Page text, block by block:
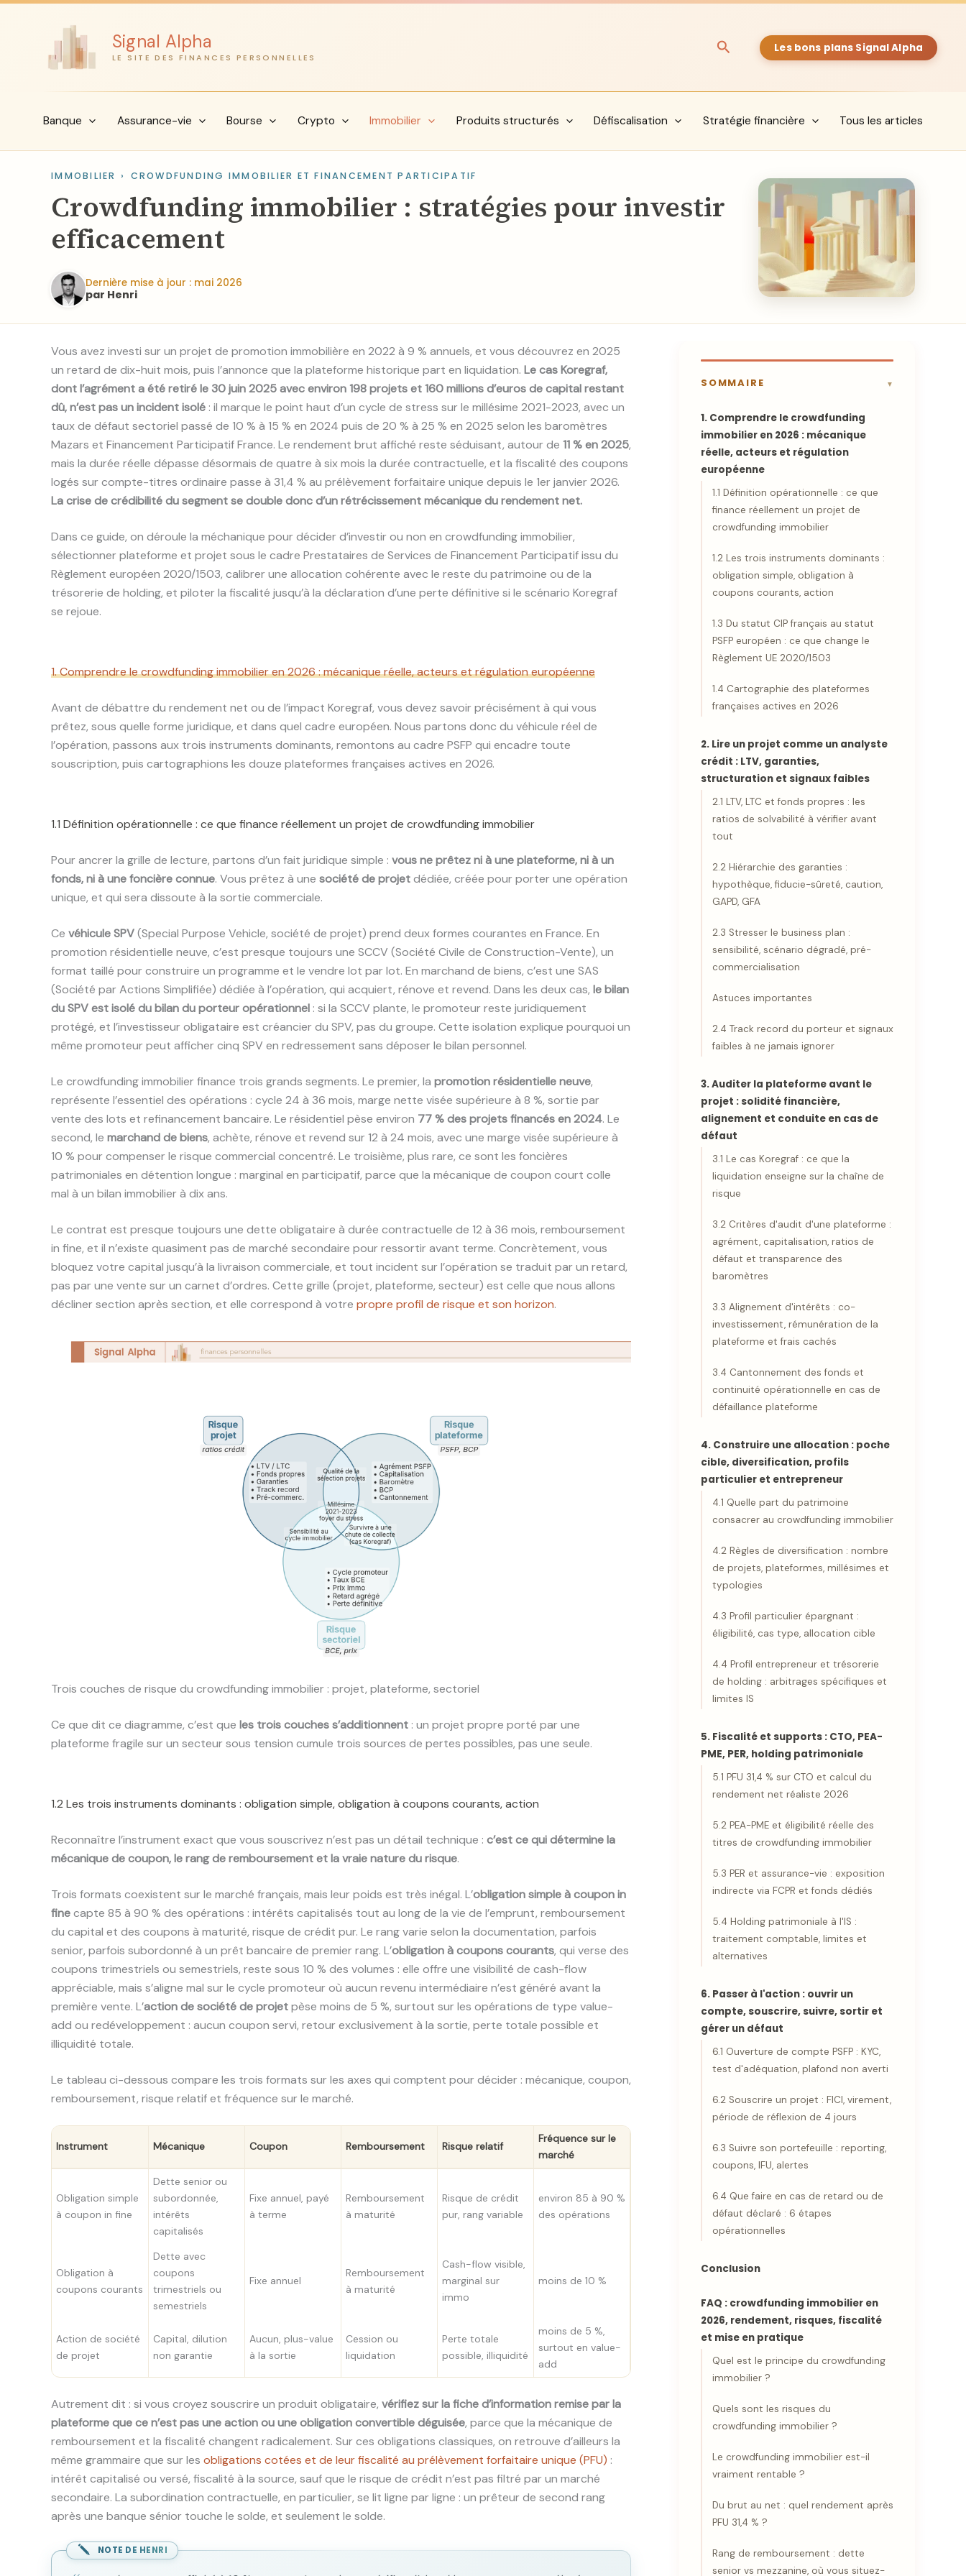
Aller
Signal Alpha
LE SITE DES FINANCES PERSONNELLES
RechercherLes bons plans Signal Alpha
Banque Assurance-vie Bourse Crypto Immobilier Produits structurés Défiscalisation Stratégie financière Tous les articles
IMMOBILIER › CROWDFUNDING IMMOBILIER ET FINANCEMENT PARTICIPATIF
Crowdfunding immobilier : stratégies pour investir
efficacement
Dernière mise à jour : mai 2026
par Henri
Vous avez investi sur un projet de promotion immobilière en 2022 à 9 % annuels, et vous découvrez en 2025
un retard de dix-huit mois, puis l’annonce que la plateforme historique part en liquidation. Le cas Koregraf,
dont l’agrément a été retiré le 30 juin 2025 avec environ 198 projets et 160 millions d’euros de capital restant
dû, n’est pas un incident isolé : il marque le point haut d’un cycle de stress sur le millésime 2021-2023, avec un
taux de défaut sectoriel passé de 10 % à 15 % en 2024 puis de 20 % à 25 % en 2025 selon les baromètres
Mazars et Financement Participatif France. Le rendement brut affiché reste séduisant, autour de 11 % en 2025,
mais la durée réelle dépasse désormais de quatre à six mois la durée contractuelle, et la fiscalité des coupons
logés sur compte-titres ordinaire passe à 31,4 % au prélèvement forfaitaire unique depuis le 1er janvier 2026.
La crise de crédibilité du segment se double donc d’un rétrécissement mécanique du rendement net.
Dans ce guide, on déroule la méchanique pour décider d’investir ou non en crowdfunding immobilier,
sélectionner plateforme et projet sous le cadre Prestataires de Services de Financement Participatif issu du
Règlement européen 2020/1503, calibrer une allocation cohérente avec le reste du patrimoine ou de la
trésorerie de holding, et piloter la fiscalité jusqu’à la déclaration d’une perte définitive si le scénario Koregraf
se rejoue.
1. Comprendre le crowdfunding immobilier en 2026 : mécanique réelle, acteurs et régulation européenne
Avant de débattre du rendement net ou de l’impact Koregraf, vous devez savoir précisément à qui vous
prêtez, sous quelle forme juridique, et dans quel cadre européen. Nous partons donc du véhicule réel de
l’opération, passons aux trois instruments dominants, remontons au cadre PSFP qui encadre toute
souscription, puis cartographions les douze plateformes françaises actives en 2026.
1.1 Définition opérationnelle : ce que finance réellement un projet de crowdfunding immobilier
Pour ancrer la grille de lecture, partons d’un fait juridique simple : vous ne prêtez ni à une plateforme, ni à un
fonds, ni à une foncière connue. Vous prêtez à une société de projetdédiée, créée pour porter une opération
unique, et qui sera dissoute à la sortie commerciale.
Ce véhicule SPV(Special Purpose Vehicle, société de projet) prend deux formes courantes en France. En
promotion résidentielle neuve, c’est presque toujours une SCCV (Société Civile de Construction-Vente), un
format taillé pour construire un programme et le vendre lot par lot. En marchand de biens, c’est une SAS
(Société par Actions Simplifiée) dédiée à l’opération, qui acquiert, rénove et revend. Dans les deux cas, le bilan
du SPV est isolé du bilan du porteur opérationnel : si la SCCV plante, le promoteur reste juridiquement
protégé, et l’investisseur obligataire est créancier du SPV, pas du groupe. Cette isolation explique pourquoi un
même promoteur peut afficher cinq SPV en redressement sans déposer le bilan personnel.
Le crowdfunding immobilier finance trois grands segments. Le premier, la promotion résidentielle neuve,
représente l’essentiel des opérations : cycle 24 à 36 mois, marge nette visée supérieure à 8 %, sortie par
vente des lots et refinancement bancaire. Le résidentiel pèse environ 77 % des projets financés en 2024. Le
second, le marchand de biens, achète, rénove et revend sur 12 à 24 mois, avec une marge visée supérieure à
10 % pour compenser le risque commercial concentré. Le troisième, plus rare, ce sont les foncières
patrimoniales en détention longue : marginal en participatif, parce que la mécanique de coupon court colle
mal à un bilan immobilier à dix ans.
Le contrat est presque toujours une dette obligataire à durée contractuelle de 12 à 36 mois, remboursement
in fine, et il n’existe quasiment pas de marché secondaire pour ressortir avant terme. Concrètement, vous
bloquez votre capital jusqu’à la livraison commerciale, et tout incident sur l’opération se traduit par un retard,
pas par une vente sur un carnet d’ordres. Cette grille (projet, plateforme, secteur) est celle que nous allons
décliner section après section, et elle correspond à votre propre profil de risque et son horizon.
Trois couches de risque du crowdfunding immobilier : projet, plateforme, sectoriel
Ce que dit ce diagramme, c’est que les trois couches s’additionnent : un projet propre porté par une
plateforme fragile sur un secteur sous tension cumule trois sources de pertes possibles, pas une seule.
1.2 Les trois instruments dominants : obligation simple, obligation à coupons courants, action
Reconnaître l’instrument exact que vous souscrivez n’est pas un détail technique : c’est ce qui détermine la
mécanique de coupon, le rang de remboursement et la vraie nature du risque.
Trois formats coexistent sur le marché français, mais leur poids est très inégal. L’obligation simple à coupon in
finecapte 85 à 90 % des opérations : intérêts capitalisés tout au long de la vie de l’emprunt, remboursement
du capital et des coupons à maturité, risque de crédit pur. Le rang varie selon la documentation, parfois
senior, parfois subordonné à un prêt bancaire de premier rang. L’obligation à coupons courants, qui verse des
coupons trimestriels ou semestriels, reste sous 10 % des volumes : elle offre une visibilité de cash-flow
appréciable, mais s’aligne mal sur le cycle promoteur où aucun revenu intermédiaire n’est généré avant la
première vente. L’action de société de projetpèse moins de 5 %, surtout sur les opérations de type value-
add ou redéveloppement : aucun coupon servi, retour exclusivement à la sortie, perte totale possible et
illiquidité totale.
Le tableau ci-dessous compare les trois formats sur les axes qui comptent pour décider : mécanique, coupon,
remboursement, risque relatif et fréquence sur le marché.
Instrument Mécanique Coupon Remboursement Risque relatif
Fréquence sur le
marché
Obligation simple
à coupon in fine
Dette senior ou
subordonnée,
intérêts
capitalisés
Fixe annuel, payé
à terme
Remboursement
à maturité
Risque de crédit
pur, rang variable
environ 85 à 90 %
des opérations
Obligation à
coupons courants
Dette avec
coupons
trimestriels ou
semestriels
Fixe annuel
Remboursement
à maturité
Cash-flow visible,
marginal sur
immo
moins de 10 %
Action de société
de projet
Capital, dilution
non garantie
Aucun, plus-value
à la sortie
Cession ou
liquidation
Perte totale
possible, illiquidité
moins de 5 %,
surtout en value-
add
Autrement dit : si vous croyez souscrire un produit obligataire, vérifiez sur la fiche d’information remise par la
plateforme que ce n’est pas une action ou une obligation convertible déguisée, parce que la mécanique de
remboursement et la fiscalité changent radicalement. Sur ces obligations classiques, on retrouve d’ailleurs la
même grammaire que sur les obligations cotées et de leur fiscalité au prélèvement forfaitaire unique (PFU) :
intérêt capitalisé ou versé, fiscalité à la source, sauf que le risque de crédit n’est pas filtré par un marché
secondaire. La subordination contractuelle, en particulier, se lit ligne par ligne : un prêteur de second rang
après une banque sénior touche le solde, et seulement le solde.
NOTE DE HENRI
SOMMAIRE
1. Comprendre le crowdfunding
immobilier en 2026 : mécanique
réelle, acteurs et régulation
européenne
1.1 Définition opérationnelle : ce que
finance réellement un projet de
crowdfunding immobilier
1.2 Les trois instruments dominants :
obligation simple, obligation à
coupons courants, action
1.3 Du statut CIP français au statut
PSFP européen : ce que change le
Règlement UE 2020/1503
1.4 Cartographie des plateformes
françaises actives en 2026
2. Lire un projet comme un analyste
crédit : LTV, garanties,
structuration et signaux faibles
2.1 LTV, LTC et fonds propres : les
ratios de solvabilité à vérifier avant
tout
2.2 Hiérarchie des garanties :
hypothèque, fiducie-sûreté, caution,
GAPD, GFA
2.3 Stresser le business plan :
sensibilité, scénario dégradé, pré-
commercialisation
Astuces importantes
2.4 Track record du porteur et signaux
faibles à ne jamais ignorer
3. Auditer la plateforme avant le
projet : solidité financière,
alignement et conduite en cas de
défaut
3.1 Le cas Koregraf : ce que la
liquidation enseigne sur la chaîne de
risque
3.2 Critères d'audit d'une plateforme :
agrément, capitalisation, ratios de
défaut et transparence des
baromètres
3.3 Alignement d'intérêts : co-
investissement, rémunération de la
plateforme et frais cachés
3.4 Cantonnement des fonds et
continuité opérationnelle en cas de
défaillance plateforme
4. Construire une allocation : poche
cible, diversification, profils
particulier et entrepreneur
4.1 Quelle part du patrimoine
consacrer au crowdfunding immobilier
4.2 Règles de diversification : nombre
de projets, plateformes, millésimes et
typologies
4.3 Profil particulier épargnant :
éligibilité, cas type, allocation cible
4.4 Profil entrepreneur et trésorerie
de holding : arbitrages spécifiques et
limites IS
5. Fiscalité et supports : CTO, PEA-
PME, PER, holding patrimoniale
5.1 PFU 31,4 % sur CTO et calcul du
rendement net réaliste 2026
5.2 PEA-PME et éligibilité réelle des
titres de crowdfunding immobilier
5.3 PER et assurance-vie : exposition
indirecte via FCPR et fonds dédiés
5.4 Holding patrimoniale à l'IS :
traitement comptable, limites et
alternatives
6. Passer à l'action : ouvrir un
compte, souscrire, suivre, sortir et
gérer un défaut
6.1 Ouverture de compte PSFP : KYC,
test d'adéquation, plafond non averti
6.2 Souscrire un projet : FICI, virement,
période de réflexion de 4 jours
6.3 Suivre son portefeuille : reporting,
coupons, IFU, alertes
6.4 Que faire en cas de retard ou de
défaut déclaré : 6 étapes
opérationnelles
Conclusion
FAQ : crowdfunding immobilier en
2026, rendement, risques, fiscalité
et mise en pratique
Quel est le principe du crowdfunding
immobilier ?
Quels sont les risques du
crowdfunding immobilier ?
Le crowdfunding immobilier est-il
vraiment rentable ?
Du brut au net : quel rendement après
PFU 31,4 % ?
Rang de remboursement : dette
senior vs mezzanine, où vous situez-